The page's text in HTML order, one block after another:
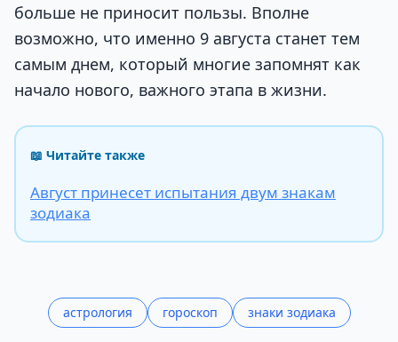
больше не приносит пользы. Вполне
возможно, что именно 9 августа станет тем
самым днем, который многие запомнят как
начало нового, важного этапа в жизни.
📖 Читайте также
Август принесет испытания двум знакам
зодиака
астрология гороскоп знаки зодиака